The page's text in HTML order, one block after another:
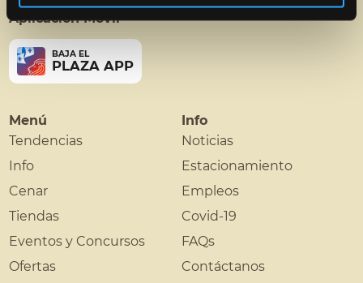
Aplicación Móvil
BAJA EL
PLAZA APP
Menú
Tendencias
Info
Cenar
Tiendas
Eventos y Concursos
Ofertas
Info
Noticias
Estacionamiento
Empleos
Covid-19
FAQs
Contáctanos